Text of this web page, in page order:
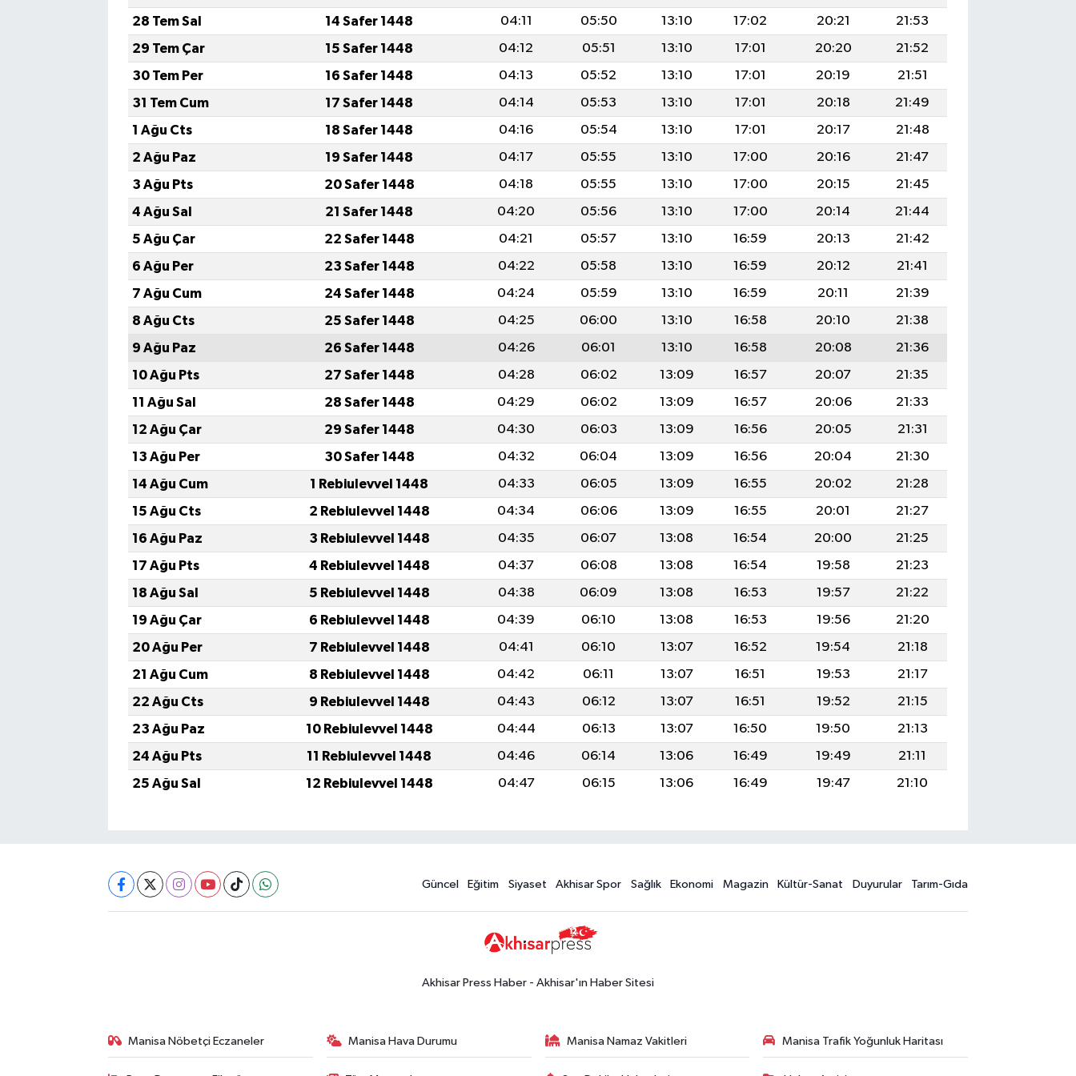
28 Tem Sal
14 Safer 1448 04:11 05:50 13:10 17:02 20:21
21:53
29 Tem Çar
15 Safer 1448 04:12 05:51 13:10 17:01 20:20
21:52
30 Tem Per
16 Safer 1448 04:13 05:52 13:10 17:01 20:19
21:51
31 Tem Cum
17 Safer 1448 04:14 05:53 13:10 17:01 20:18
21:49
1 Ağu Cts
18 Safer 1448 04:16 05:54 13:10 17:01 20:17
21:48
2 Ağu Paz
19 Safer 1448 04:17 05:55 13:10 17:00 20:16
21:47
3 Ağu Pts
20 Safer 1448 04:18 05:55 13:10 17:00 20:15
21:45
4 Ağu Sal
21 Safer 1448 04:20 05:56 13:10 17:00 20:14
21:44
5 Ağu Çar
22 Safer 1448 04:21 05:57 13:10 16:59 20:13
21:42
6 Ağu Per
23 Safer 1448 04:22 05:58 13:10 16:59 20:12
21:41
7 Ağu Cum
24 Safer 1448 04:24 05:59 13:10 16:59 20:11
21:39
8 Ağu Cts
25 Safer 1448 04:25 06:00 13:10 16:58 20:10
21:38
9 Ağu Paz
26 Safer 1448 04:26 06:01 13:10 16:58 20:08
21:36
10 Ağu Pts
27 Safer 1448 04:28 06:02 13:09 16:57 20:07
21:35
11 Ağu Sal
28 Safer 1448 04:29 06:02 13:09 16:57 20:06
21:33
12 Ağu Çar
29 Safer 1448 04:30 06:03 13:09 16:56 20:05
21:31
13 Ağu Per
30 Safer 1448 04:32 06:04 13:09 16:56 20:04
21:30
14 Ağu Cum
1 Rebiulevvel 1448 04:33 06:05 13:09 16:55 20:02
21:28
15 Ağu Cts
2 Rebiulevvel 1448 04:34 06:06 13:09 16:55 20:01
21:27
16 Ağu Paz
3 Rebiulevvel 1448 04:35 06:07 13:08 16:54 20:00
21:25
17 Ağu Pts
4 Rebiulevvel 1448 04:37 06:08 13:08 16:54 19:58
21:23
18 Ağu Sal
5 Rebiulevvel 1448 04:38 06:09 13:08 16:53 19:57
21:22
19 Ağu Çar
6 Rebiulevvel 1448 04:39 06:10 13:08 16:53 19:56
21:20
20 Ağu Per
7 Rebiulevvel 1448 04:41 06:10 13:07 16:52 19:54
21:18
21 Ağu Cum
8 Rebiulevvel 1448 04:42 06:11 13:07 16:51 19:53
21:17
22 Ağu Cts
9 Rebiulevvel 1448 04:43 06:12 13:07 16:51 19:52
21:15
23 Ağu Paz
10 Rebiulevvel 1448 04:44 06:13 13:07 16:50 19:50
21:13
24 Ağu Pts
11 Rebiulevvel 1448 04:46 06:14 13:06 16:49 19:49
21:11
25 Ağu Sal
12 Rebiulevvel 1448 04:47 06:15 13:06 16:49 19:47 21:10
Güncel Eğitim Siyaset Akhisar Spor Sağlık Ekonomi Magazin Kültür-Sanat Duyurular Tarım-Gıda
Akhisar Press Haber - Akhisar'ın Haber Sitesi
Manisa Nöbetçi Eczaneler Manisa Hava Durumu Manisa Namaz Vakitleri Manisa Trafik Yoğunluk Haritası
Akhisar Emlak